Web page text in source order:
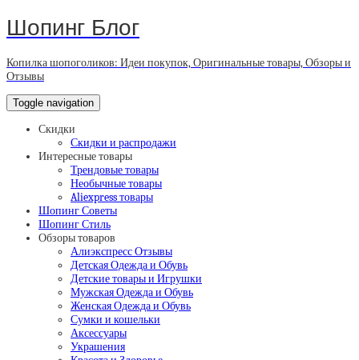
Шопинг Блог
Копилка шопоголиков: Идеи покупок, Оригинальные товары, Обзоры и
Отзывы
Toggle navigation
Скидки
Скидки и распродажи
Интересные товары
Трендовые товары
Необычные товары
Aliexpress товары
Шопинг Советы
Шопинг Стиль
Обзоры товаров
Алиэкспресс Отзывы
Детская Одежда и Обувь
Детские товары и Игрушки
Мужская Одежда и Обувь
Женская Одежда и Обувь
Сумки и кошельки
Аксессуары
Украшения